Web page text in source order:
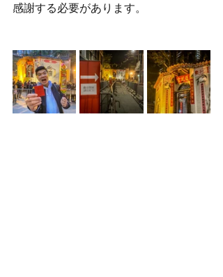
感謝する必要があります。